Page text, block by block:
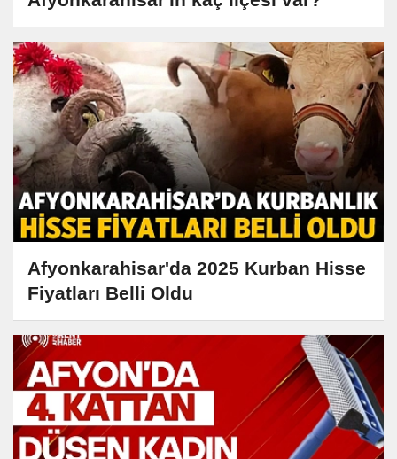
Afyonkarahisar'da 2025 Kurban Hisse
Fiyatları Belli Oldu